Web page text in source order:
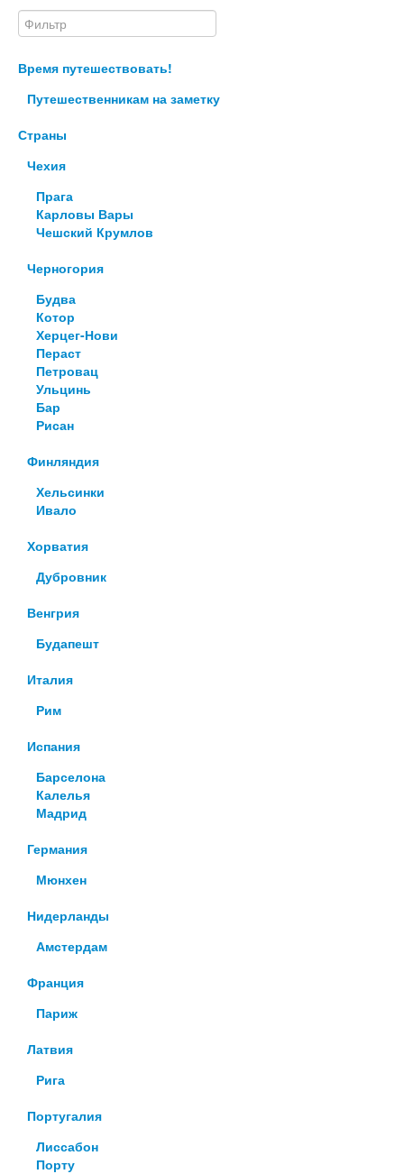
Время путешествовать!
Путешественникам на заметку
Страны
Чехия
Прага
Карловы Вары
Чешский Крумлов
Черногория
Будва
Котор
Херцег-Нови
Пераст
Петровац
Ульцинь
Бар
Рисан
Финляндия
Хельсинки
Ивало
Хорватия
Дубровник
Венгрия
Будапешт
Италия
Рим
Испания
Барселона
Калелья
Мадрид
Германия
Мюнхен
Нидерланды
Амстердам
Франция
Париж
Латвия
Рига
Португалия
Лиссабон
Порту